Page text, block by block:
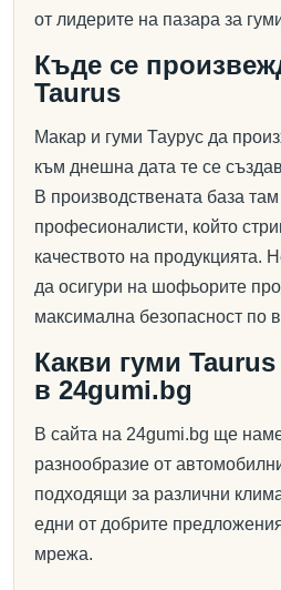
от лидерите на пазара за
Къде се
Taurus
Макар и гуми Таурус да
към днешна дата те се
В производствената база
професионалисти, който
качеството на продукцията.
да осигури на шофьорите
максимална безопасност по
Какви гуми
в 24gumi.bg
В сайта на 24gumi.bg ще
разнообразие от
подходящи за различни
едни от добрите
мрежа.